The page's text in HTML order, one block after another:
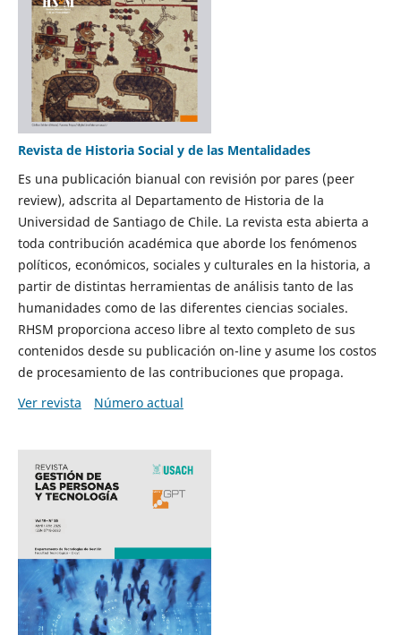
Revista de Historia Social y de las Mentalidades
Es una publicación bianual con revisión por pares (peer
review), adscrita al Departamento de Historia de la
Universidad de Santiago de Chile. La revista esta abierta a
toda contribución académica que aborde los fenómenos
políticos, económicos, sociales y culturales en la historia, a
partir de distintas herramientas de análisis tanto de las
humanidades como de las diferentes ciencias sociales.
RHSM proporciona acceso libre al texto completo de sus
contenidos desde su publicación on-line y asume los costos
de procesamiento de las contribuciones que propaga.
Ver revista
Número actual